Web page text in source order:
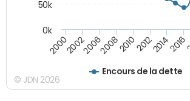
Encours de la dette
20002002200620082010201220142016
0k
50k
© JDN 2026